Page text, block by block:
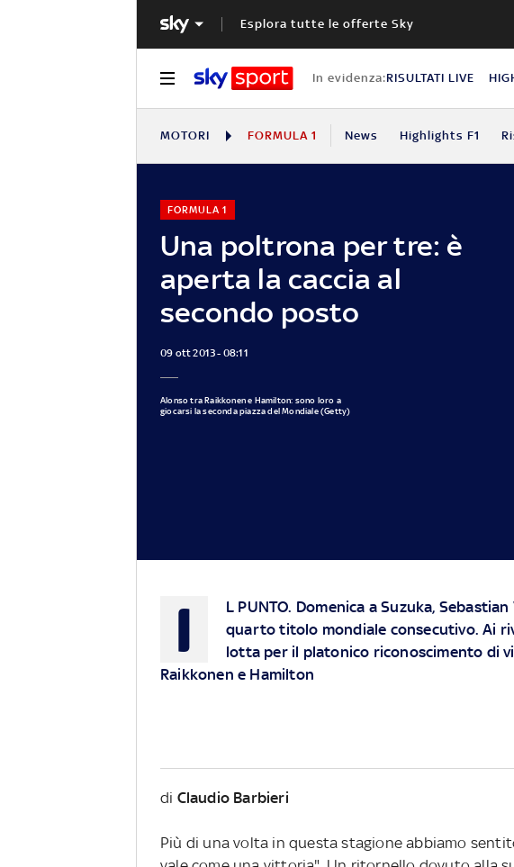
Esplora tutte le offerte Sky
In evidenza:RISULTATI LIVE
MOTORI FORMULA 1 News Highlights F1
Una poltrona per tre: è
aperta la caccia al
secondo posto
FORMULA 1
09 ott 2013 - 08:11
Alonso tra Raikkonen e Hamilton: sono loro a
giocarsi la seconda piazza del Mondiale (Getty)
I L PUNTO. Domenica a Suzuka,
quarto titolo mondiale consecutivo. Ai
lotta per il platonico riconoscimento di
Raikkonen e Hamilton
di Claudio Barbieri
Più di una volta in questa stagione abbiamo